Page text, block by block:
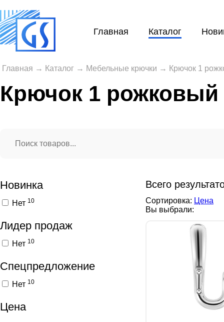
Главная Каталог
Главная → Каталог → Мебельные крючки → Крючок 1
Крючок 1 рожковый
Новинка
Нет 10
Лидер продаж
Нет 10
Спецпредложение
Нет 10
Цена
Всего
Сортировка: Цена
Вы выбрали: